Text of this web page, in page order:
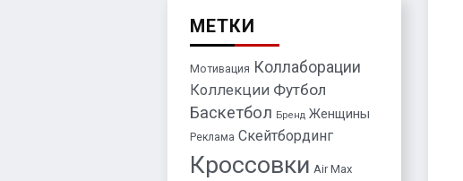
МЕТКИ
Мотивация Коллаборации
Коллекции Футбол
Баскетбол Бренд Женщины
Реклама Скейтбординг
Кроссовки Air Max